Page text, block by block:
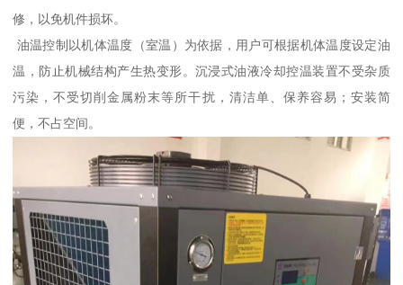
修，以免机件损坏。
油温控制以机体温度（室温）为依据，用户可根据机体温度设定油
温，防止机械结构产生热变形。沉浸式油液冷却控温装置不受杂质
污染，不受切削金属粉末等所干扰，清洁单、保养容易；安装简
便，不占空间。